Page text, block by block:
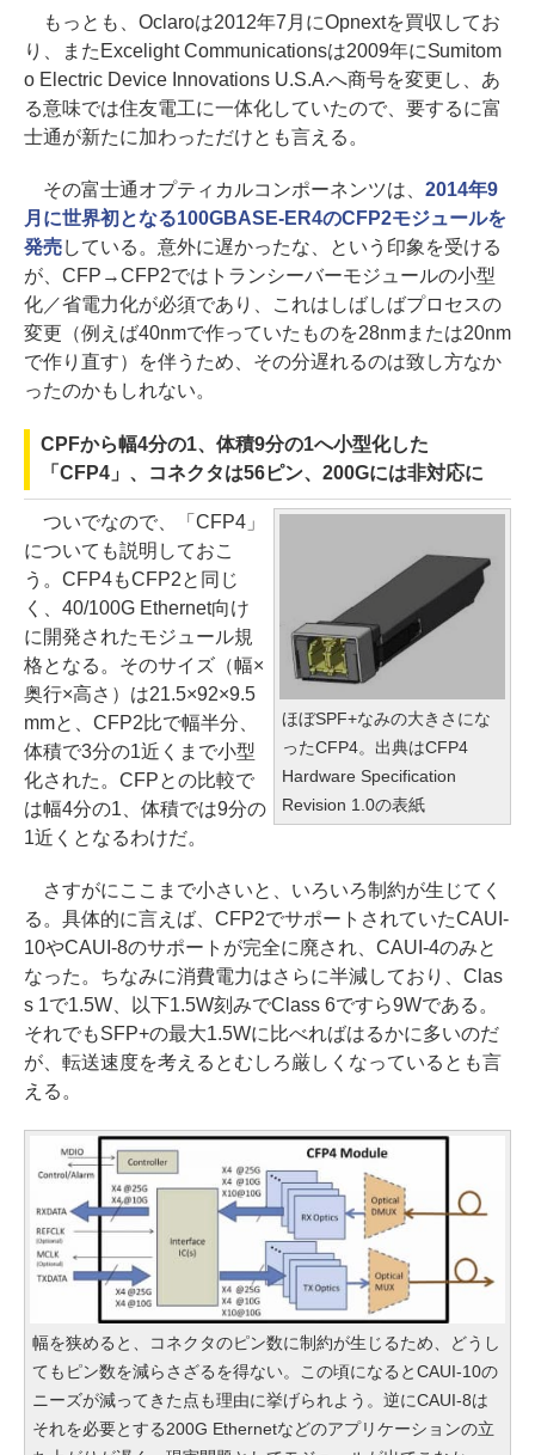
もっとも、Oclaroは2012年7月にOpnextを買収してお
り、またExcelight Communicationsは2009年にSumitom
o Electric Device Innovations U.S.A.へ商号を変更し、あ
る意味では住友電工に一体化していたので、要するに富
士通が新たに加わっただけとも言える。
その富士通オプティカルコンポーネンツは、 2014年9
月に世界初となる100GBASE-ER4のCFP2モジュールを
発売している。意外に遅かったな、という印象を受ける
が、CFP→CFP2ではトランシーバーモジュールの小型
化／省電力化が必須であり、これはしばしばプロセスの
変更（例えば40nmで作っていたものを28nmまたは20nm
で作り直す）を伴うため、その分遅れるのは致し方なか
ったのかもしれない。
CPFから幅4分の1、体積9分の1へ小型化した
「CFP4」、コネクタは56ピン、200Gには非対応に
ほぼSPF+なみの大きさにな
ったCFP4。出典はCFP4
Hardware Specification
Revision 1.0の表紙
ついでなので、「CFP4」
についても説明しておこ
う。CFP4もCFP2と同じ
く、40/100G Ethernet向け
に開発されたモジュール規
格となる。そのサイズ（幅×
奥行×高さ）は21.5×92×9.5
mmと、CFP2比で幅半分、
体積で3分の1近くまで小型
化された。CFPとの比較で
は幅4分の1、体積では9分の
1近くとなるわけだ。
さすがにここまで小さいと、いろいろ制約が生じてく
る。具体的に言えば、CFP2でサポートされていたCAUI-
10やCAUI-8のサポートが完全に廃され、CAUI-4のみと
なった。ちなみに消費電力はさらに半減しており、Clas
s 1で1.5W、以下1.5W刻みでClass 6ですら9Wである。
それでもSFP+の最大1.5Wに比べればはるかに多いのだ
が、転送速度を考えるとむしろ厳しくなっているとも言
える。
幅を狭めると、コネクタのピン数に制約が生じるため、どうし
てもピン数を減らさざるを得ない。この頃になるとCAUI-10の
ニーズが減ってきた点も理由に挙げられよう。逆にCAUI-8は
それを必要とする200G Ethernetなどのアプリケーションの立